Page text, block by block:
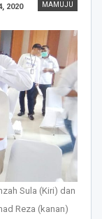
MAMUJU
2020
Sula (Kiri) dan
Reza (kanan)